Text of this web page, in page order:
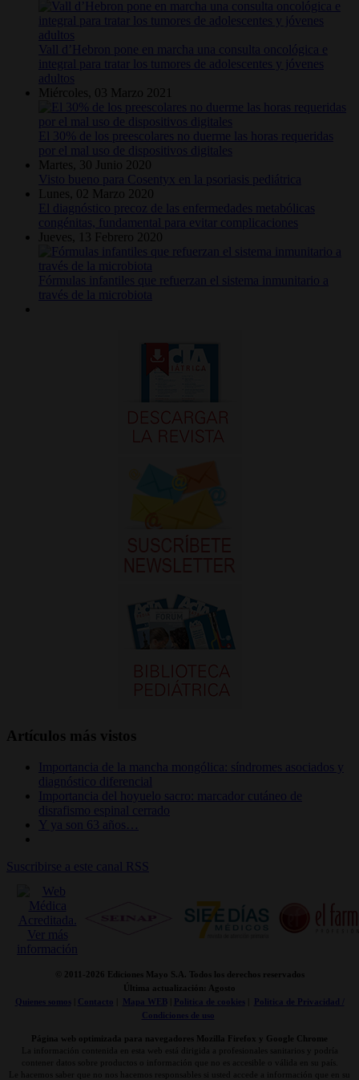
Vall d’Hebron pone en marcha una consulta oncológica e
integral para tratar los tumores de adolescentes y jóvenes
adultos
Miércoles, 03 Marzo 2021
El 30% de los preescolares no duerme las horas requeridas
por el mal uso de dispositivos digitales
Martes, 30 Junio 2020
Visto bueno para Cosentyx en la psoriasis pediátrica
Lunes, 02 Marzo 2020
El diagnóstico precoz de las enfermedades metabólicas
congénitas, fundamental para evitar complicaciones
Jueves, 13 Febrero 2020
Fórmulas infantiles que refuerzan el sistema inmunitario a
través de la microbiota
Artículos más vistos
Importancia de la mancha mongólica: síndromes asociados y
diagnóstico diferencial
Importancia del hoyuelo sacro: marcador cutáneo de
disrafismo espinal cerrado
Y ya son 63 años…
Suscribirse a este canal RSS
© 2011- 2026 Ediciones Mayo S.A. Todos los derechos reservados
Última actualización: Agosto
Quienes somos| Contacto Mapa WEB| Politica de cookies|
Politica de Privacidad /
Condiciones de uso
Página web optimizada para navegadores Mozilla Firefox y Google Chrome
La información contenida en esta web está dirigida a profesionales sanitarios y podría
contener datos sobre productos o información que no es accesible o válida en su país.
Le hacemos saber que no nos hacemos responsables si usted accede a información que en su